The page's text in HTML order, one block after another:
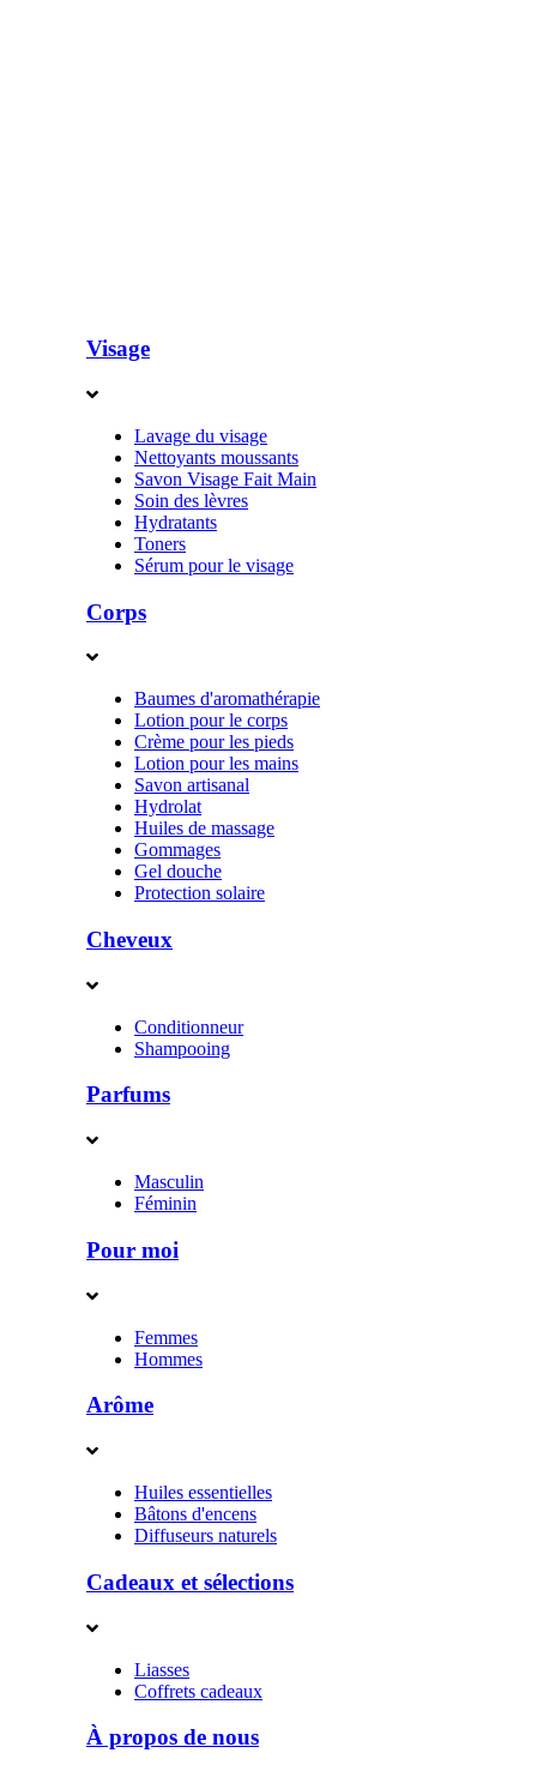
Visage
Lavage du visage
Nettoyants moussants
Savon Visage Fait Main
Soin des lèvres
Hydratants
Toners
Sérum pour le visage
Corps
Baumes d'aromathérapie
Lotion pour le corps
Crème pour les pieds
Lotion pour les mains
Savon artisanal
Hydrolat
Huiles de massage
Gommages
Gel douche
Protection solaire
Cheveux
Conditionneur
Shampooing
Parfums
Masculin
Féminin
Pour moi
Femmes
Hommes
Arôme
Huiles essentielles
Bâtons d'encens
Diffuseurs naturels
Cadeaux et sélections
Liasses
Coffrets cadeaux
À propos de nous